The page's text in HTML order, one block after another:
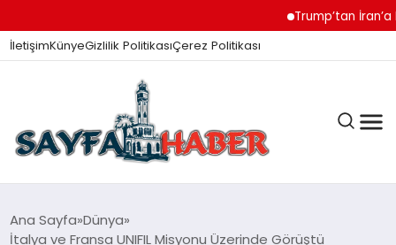
Trump’tan İran’a
İletişimKünyeGizlilik PolitikasıÇerez Politikası
ANA SAYFA
Ana Sayfa Dünya
İtalya ve Fransa UNIFIL Misyonu Üzerinde Görüştü